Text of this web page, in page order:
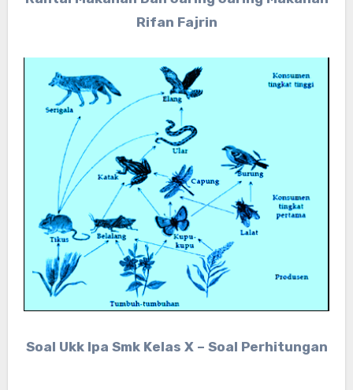
Rifan Fajrin
Soal Ukk Ipa Smk Kelas X – Soal Perhitungan